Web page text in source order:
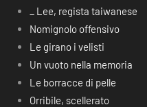
_ Lee, regista taiwanese
Nomignolo offensivo
Le girano i velisti
Un vuoto nella memoria
Le borracce di pelle
Orribile, scellerato